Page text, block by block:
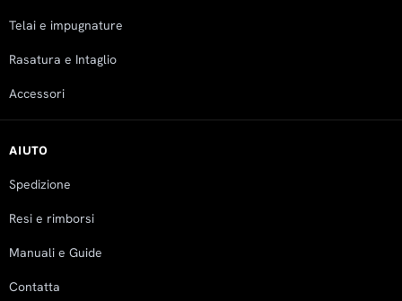
Telai e impugnature
Rasatura e Intaglio
Accessori
AIUTO
Spedizione
Resi e rimborsi
Manuali e Guide
Contatta